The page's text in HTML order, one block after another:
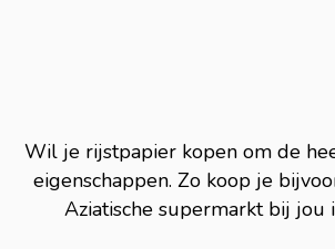
Wil je rijstpapier kopen om de
eigenschappen. Zo koop je
Aziatische supermarkt bij